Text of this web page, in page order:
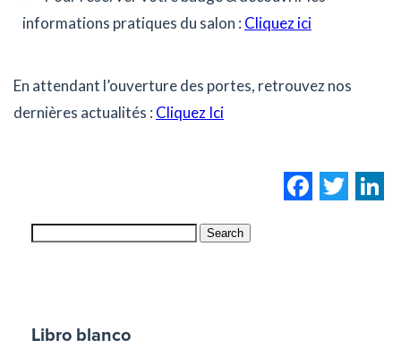
informations pratiques du salon : Cliquez ici
En attendant l’ouverture des portes, retrouvez nos
dernières actualités : Cliquez Ici
Search
Libro blanco